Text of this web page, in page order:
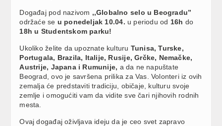
Događaj pod nazivom ,,Globalno selo u Beogradu”
održaće se u ponedeljak 10.04. u periodu od 16h do
18h u Studentskom parku!
Ukoliko želite da upoznate kulturu Tunisa, Turske,
Portugala, Brazila, Italije, Rusije, Grčke, Nemačke,
Austrije, Japana i Rumunije, a da ne napuštate
Beograd, ovo je savršena prilika za Vas. Volonteri iz ovih
zemalja će predstaviti tradiciju, običaje, kulturu svoje
zemlje i omogućiti vam da vidite sve čari njihovih rodnih
mesta.
Ovaj događaj oživljava ideju da je ceo svet zapravo